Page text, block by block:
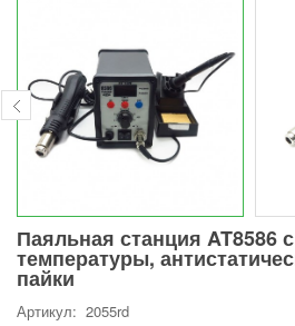
Паяльная станция AT8586
температуры,
пайки
Артикул: 2055rd